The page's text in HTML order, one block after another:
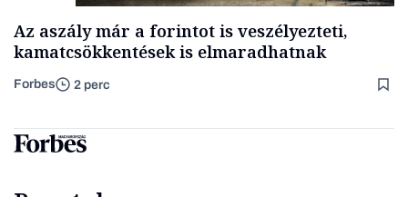
Az aszály már a forintot is veszélyezteti,
kamatcsökkentések is elmaradhatnak
Forbes 2 perc